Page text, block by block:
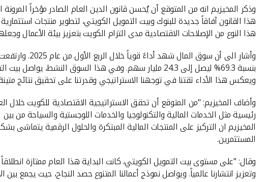
وذكر المخيزيم انه من المتوقع أن يُحسن قانون الدين العام الصادر مؤخراً
هذا القانون آفاقاً جديدة للبنوك وبيت التمويل الكويتي، لتطوير منتجات
هذا النوع من الإصلاحات الاقتصادية مدى التزام الكويت بتعزيز بيئة الأعمال
ويعكس هذا الأداء ثقتنا في توجهنا الاستراتيجي وقدرتنا على تحقيق نتائج
رئيسية مثل الخدمات المالية والتكنولوجيا والخدمات اللوجستية والسياحة من
المخيزيم ان التركيز على المنتجات المالية المبتكرة والحلول الرقمية
المستثمرين.
وتعزيز انتشارنا عالمياً. ويواصل نموذج أعمالنا المتنوع حصد النجاح، حيث يجمع